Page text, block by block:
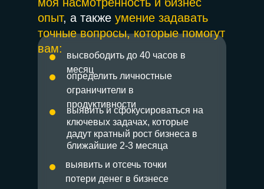
опыт, а также умение задавать
точные вопросы, которые помогут
вам:
высвободить до 40 часов в
месяц
определить личностные
ограничители в
продуктивности
выявить и сфокусироваться на
ключевых задачах, которые
дадут кратный рост бизнеса в
ближайшие 2-3 месяца
выявить и отсечь точки
потери денег в бизнесе